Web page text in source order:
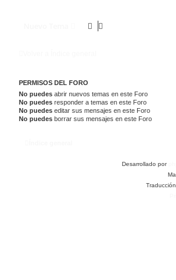
PERMISOS DEL FORO
No puedes abrir nuevos temas en este Foro
No puedes responder a temas en este Foro
No puedes editar sus mensajes en este Foro
No puedes borrar sus mensajes en este Foro
Desarrollado por